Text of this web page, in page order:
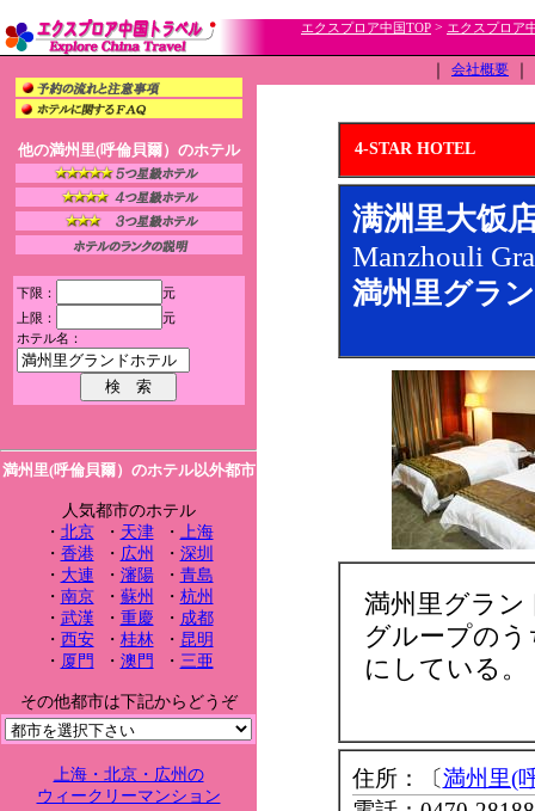
エクスプロア中国TOP > エクスプロア
他の満州里(呼倫貝爾）のホテル
下限：
元
上限：
元
ホテル名：
満州里(呼倫貝爾）のホテル以外都市
人気都市のホテル
・ 北京・ 天津・ 上海
・ 香港・ 広州 ・ 深圳
・ 大連 ・ 瀋陽・ 青島
・ 南京・ 蘇州 ・ 杭州
・ 武漢 ・ 重慶 ・ 成都
・ 西安・ 桂林・ 昆明
・ 厦門 ・ 澳門 ・ 三亜
その他都市は下記からどうぞ
上海・北京・広州の
ウィークリーマンション
会社概要
4-STAR HOTEL
满洲里大饭
Manzhouli
満州里グラ
満州里グラン
グループの
にしている。
住所：〔満州里(